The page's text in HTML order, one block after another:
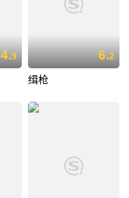
4.9 6.2
缉枪